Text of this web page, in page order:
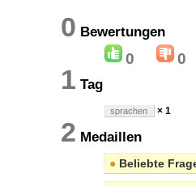
0
0 0
1 Tag
sprachen × 1
2 Medaillen
● Beliebte